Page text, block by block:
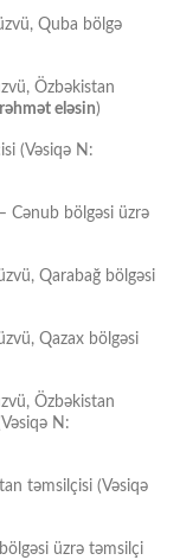
Quba bölgə
Özbəkistan
eləsin)
(Vəsiqə N:
Cənub bölgəsi üzrə
Qarabağ bölgəsi
Qazax bölgəsi
Özbəkistan
N:
təmsilçisi (Vəsiqə
üzrə təmsilçi